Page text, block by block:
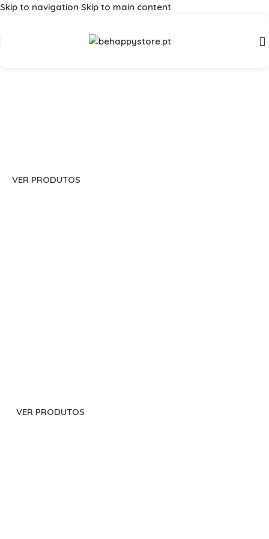
Skip to navigation Skip to main content
Envios para compras internacionais!
VER PRODUTOS
VER PRODUTOS